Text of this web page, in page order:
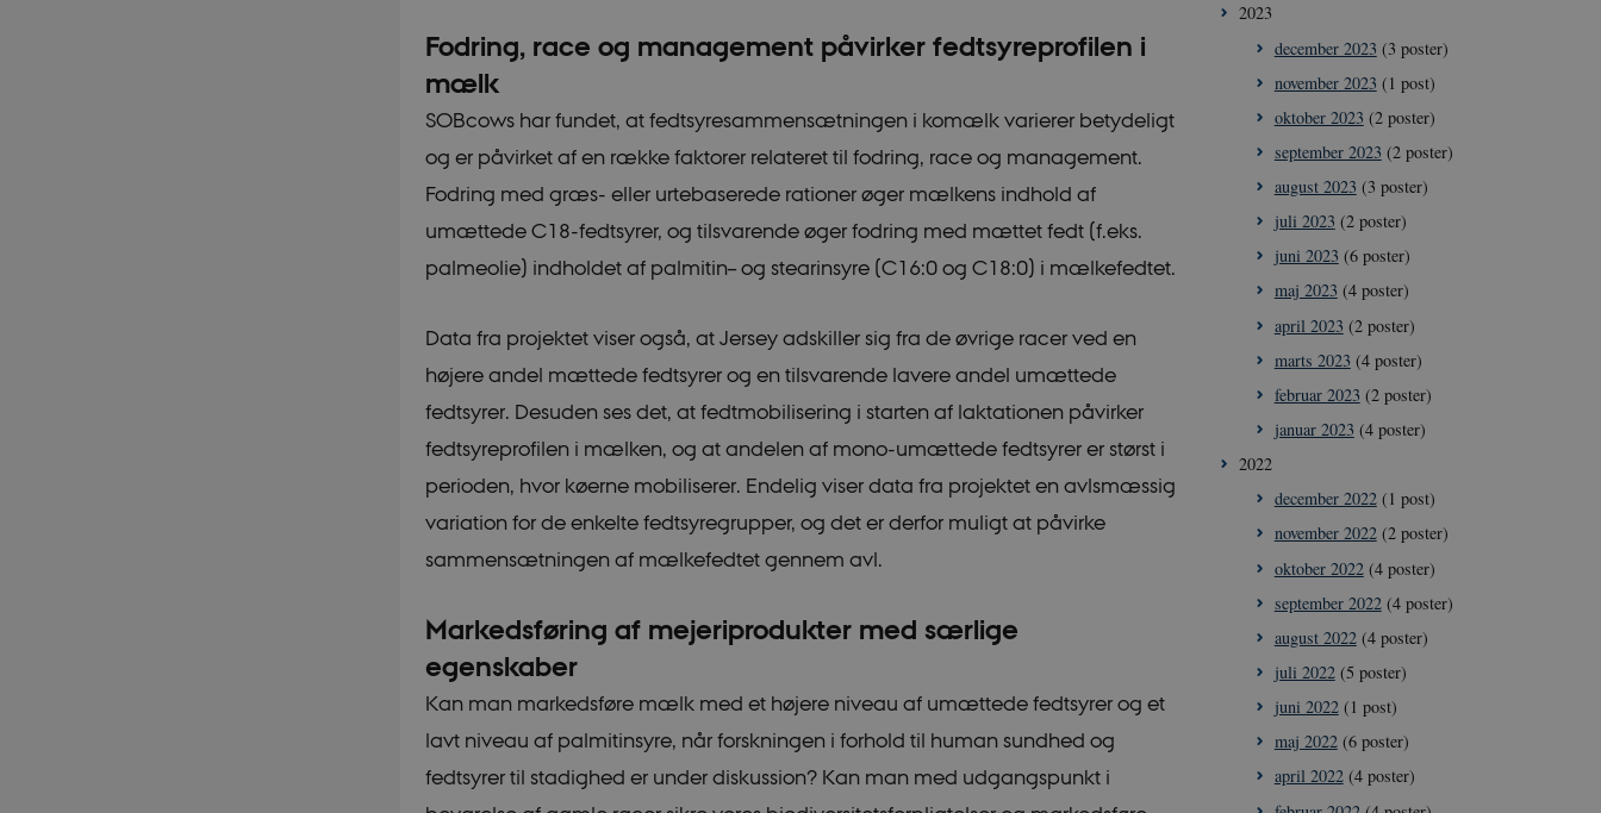
Fodring, race og management påvirker fedtsyreprofilen i
mælk
SOBcows har fundet, at fedtsyresammensætningen i komælk varierer betydeligt
og er påvirket af en række faktorer relateret til fodring, race og management.
Fodring med græs- eller urtebaserede rationer øger mælkens indhold af
umættede C18-fedtsyrer, og tilsvarende øger fodring med mættet fedt (f.eks.
palmeolie) indholdet af palmitin– og stearinsyre (C16:0 og C18:0) i mælkefedtet.
Data fra projektet viser også, at Jersey adskiller sig fra de øvrige racer ved en
højere andel mættede fedtsyrer og en tilsvarende lavere andel umættede
fedtsyrer. Desuden ses det, at fedtmobilisering i starten af laktationen påvirker
fedtsyreprofilen i mælken, og at andelen af mono-umættede fedtsyrer er størst i
perioden, hvor køerne mobiliserer. Endelig viser data fra projektet en avlsmæssig
variation for de enkelte fedtsyregrupper, og det er derfor muligt at påvirke
sammensætningen af mælkefedtet gennem avl.
Markedsføring af mejeriprodukter med særlige
egenskaber
Kan man markedsføre mælk med et højere niveau af umættede fedtsyrer og et
lavt niveau af palmitinsyre, når forskningen i forhold til human sundhed og
fedtsyrer til stadighed er under diskussion? Kan man med udgangspunkt i
2023
december 2023 (3 poster)
november 2023 (1 post)
oktober 2023 (2 poster)
september 2023 (2 poster)
august 2023 (3 poster)
juli 2023 (2 poster)
juni 2023 (6 poster)
maj 2023 (4 poster)
april 2023 (2 poster)
marts 2023 (4 poster)
februar 2023 (2 poster)
januar 2023 (4 poster)
2022
december 2022(1 post)
november 2022(2 poster)
oktober 2022(4 poster)
september 2022(4 poster)
august 2022(4 poster)
juli 2022(5 poster)
juni 2022(1 post)
maj 2022(6 poster)
april 2022(4 poster)